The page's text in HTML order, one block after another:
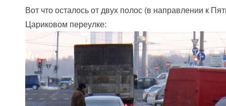
Вот что осталось от двух полос (в направлении к
Цариковом переулке: